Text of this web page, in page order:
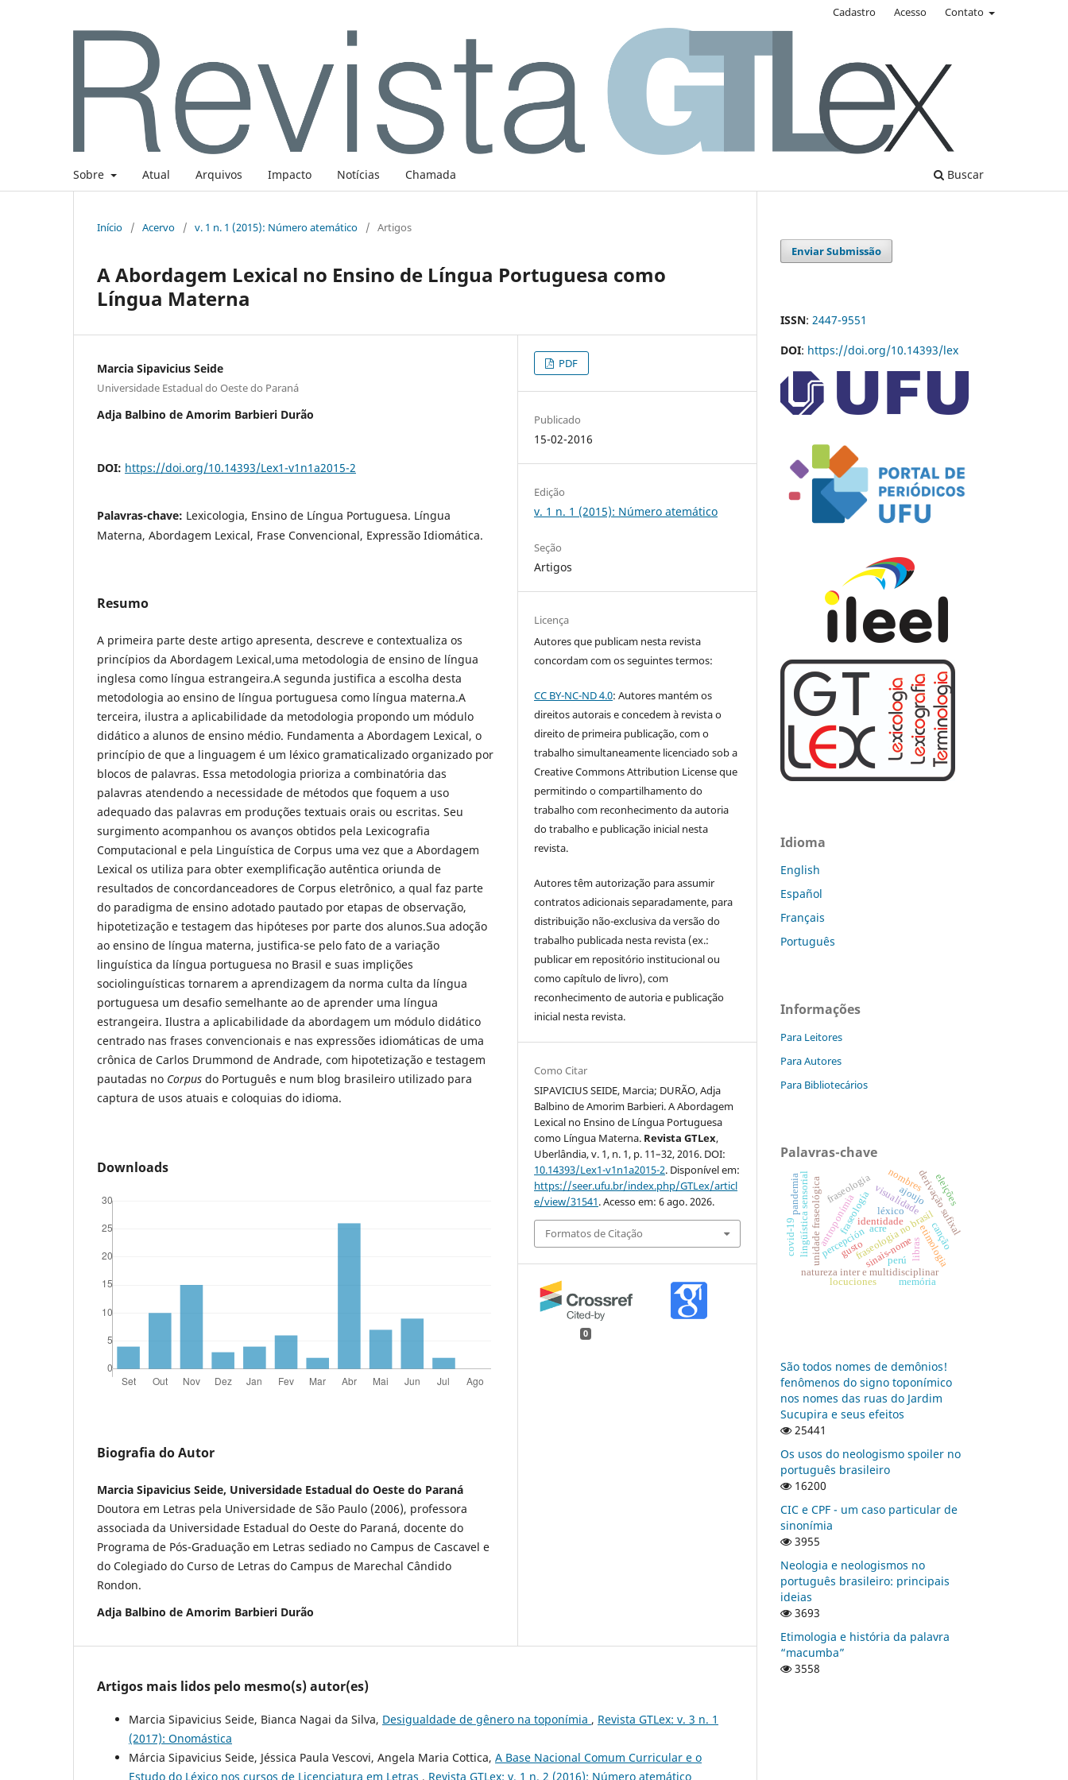
Sobre Atual Arquivos Impacto Notícias Chamada Buscar
Cadastro Acesso Contato
Início / Acervo / v. 1 n. 1 (2015): Número atemático / Artigos
A Abordagem Lexical no Ensino de Língua Portuguesa como
Língua Materna
Marcia Sipavicius Seide
Universidade Estadual do Oeste do Paraná
Adja Balbino de Amorim Barbieri Durão
DOI: https://doi.org/10.14393/Lex1-v1n1a2015-2
Palavras-chave: Lexicologia, Ensino de Língua Portuguesa. Língua
Materna, Abordagem Lexical, Frase Convencional, Expressão Idiomática.
Resumo
A primeira parte deste artigo apresenta, descreve e contextualiza os
princípios da Abordagem Lexical,uma metodologia de ensino de língua
inglesa como língua estrangeira.A segunda justifica a escolha desta
metodologia ao ensino de língua portuguesa como língua materna.A
terceira, ilustra a aplicabilidade da metodologia propondo um módulo
didático a alunos de ensino médio. Fundamenta a Abordagem Lexical, o
princípio de que a linguagem é um léxico gramaticalizado organizado por
blocos de palavras. Essa metodologia prioriza a combinatória das
palavras atendendo a necessidade de métodos que foquem a uso
adequado das palavras em produções textuais orais ou escritas. Seu
surgimento acompanhou os avanços obtidos pela Lexicografia
Computacional e pela Linguística de Corpus uma vez que a Abordagem
Lexical os utiliza para obter exemplificação autêntica oriunda de
resultados de concordanceadores de Corpus eletrônico, a qual faz parte
do paradigma de ensino adotado pautado por etapas de observação,
hipotetização e testagem das hipóteses por parte dos alunos.Sua adoção
ao ensino de língua materna, justifica-se pelo fato de a variação
linguística da língua portuguesa no Brasil e suas implições
sociolinguísticas tornarem a aprendizagem da norma culta da língua
portuguesa um desafio semelhante ao de aprender uma língua
estrangeira. Ilustra a aplicabilidade da abordagem um módulo didático
centrado nas frases convencionais e nas expressões idiomáticas de uma
crônica de Carlos Drummond de Andrade, com hipotetização e testagem
pautadas no Corpus do Português e num blog brasileiro utilizado para
captura de usos atuais e coloquias do idioma.
Downloads
Biografia do Autor
Marcia Sipavicius Seide, Universidade Estadual do Oeste do Paraná
Doutora em Letras pela Universidade de São Paulo (2006), professora
associada da Universidade Estadual do Oeste do Paraná, docente do
Programa de Pós-Graduação em Letras sediado no Campus de Cascavel e
do Colegiado do Curso de Letras do Campus de Marechal Cândido
Rondon.
Adja Balbino de Amorim Barbieri Durão
PDF
Publicado
15-02-2016
Edição
v. 1 n. 1 (2015): Número atemático
Seção
Artigos
Licença
Autores que publicam nesta revista
concordam com os seguintes termos:
CC BY-NC-ND 4.0: Autores mantém os
direitos autorais e concedem à revista o
direito de primeira publicação, com o
trabalho simultaneamente licenciado sob a
Creative Commons Attribution License que
permitindo o compartilhamento do
trabalho com reconhecimento da autoria
do trabalho e publicação inicial nesta
revista.
Autores têm autorização para assumir
contratos adicionais separadamente, para
distribuição não-exclusiva da versão do
trabalho publicada nesta revista (ex.:
publicar em repositório institucional ou
como capítulo de livro), com
reconhecimento de autoria e publicação
inicial nesta revista.
Como Citar
SIPAVICIUS SEIDE, Marcia; DURÃO, Adja
Balbino de Amorim Barbieri. A Abordagem
Lexical no Ensino de Língua Portuguesa
como Língua Materna. Revista GTLex,
Uberlândia, v. 1, n. 1, p. 11–32, 2016. DOI:
10.14393/Lex1-v1n1a2015-2. Disponível em:
https://seer.ufu.br/index.php/GTLex/articl
e/view/31541. Acesso em: 6 ago. 2026.
Formatos de Citação
0
Artigos mais lidos pelo mesmo(s) autor(es)
Marcia Sipavicius Seide, Bianca Nagai da Silva, Desigualdade de gênero na toponímia , Revista GTLex: v. 3 n. 1
(2017): Onomástica
Márcia Sipavicius Seide, Jéssica Paula Vescovi, Angela Maria Cottica, A Base Nacional Comum Curricular e o
Estudo do Léxico nos cursos de Licenciatura em Letras , Revista GTLex: v. 1 n. 2 (2016): Número atemático
Enviar Submissão
ISSN: 2447-9551
DOI: https://doi.org/10.14393/lex
Idioma
English
Español
Français
Português
Informações
Para Leitores
Para Autores
Para Bibliotecários
Palavras-chave
antroponímia
sinais-nomelibras
visualidade
identidade
fraseologia
unidade fraseológica fraseologia no brasil
natureza inter e multidisciplinar
derivação sufixal
etimologia
lingüística sensorial percepción
fraseología
locuciones
gusto
pandemia
covid-19
ajoujo
léxico
memória
acre
nombres
perú
canção
eleições
São todos nomes de demônios!
fenômenos do signo toponímico
nos nomes das ruas do Jardim
Sucupira e seus efeitos
25441
Os usos do neologismo spoiler no
português brasileiro
16200
CIC e CPF - um caso particular de
sinonímia
3955
Neologia e neologismos no
português brasileiro: principais
ideias
3693
Etimologia e história da palavra
“macumba”
3558